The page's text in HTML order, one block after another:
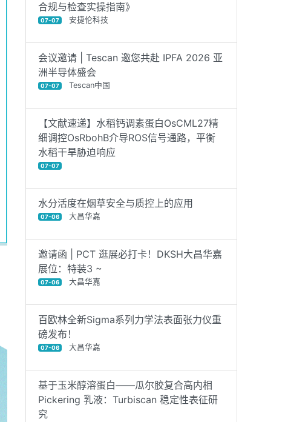
合规与检查实操指南》
07-07 安捷伦科技
会议邀请 | Tescan 邀您共赴 IPFA 2026 亚
洲半导体盛会
07-07 Tescan中国
【文献速递】水稻钙调素蛋白OsCML27精
细调控OsRbohB介导ROS信号通路，平衡
水稻干旱胁迫响应
07-07
水分活度在烟草安全与质控上的应用
07-06 大昌华嘉
邀请函 | PCT 逛展必打卡！DKSH大昌华嘉
展位：特装3 ~
07-06 大昌华嘉
百欧林全新Sigma系列力学法表面张力仪重
磅发布！
07-06 大昌华嘉
基于玉米醇溶蛋白——瓜尔胶复合高内相
Pickering 乳液：Turbiscan 稳定性表征研
究